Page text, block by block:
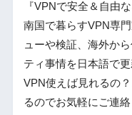
『VPNで安全＆自由
南国で暮らすVPN専
ューや検証、海外か
ティ事情を日本語で
VPN使えば見れるの
るのでお気軽にご連